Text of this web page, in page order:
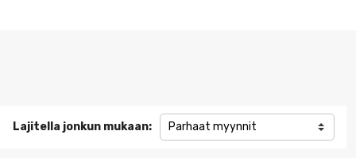
Lajitella jonkun mukaan: Parhaat myynnit